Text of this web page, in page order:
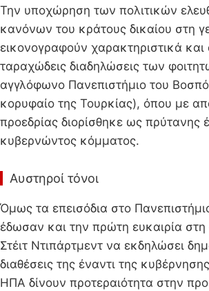
Την υποχώρηση των πολιτικών
κανόνων του κράτους δικαίου στη
εικονογραφούν χαρακτηριστικά και
ταραχώδεις διαδηλώσεις των
αγγλόφωνο Πανεπιστήμιο του
κορυφαίο της Τουρκίας), όπου με
προεδρίας διορίσθηκε ως πρύτανης
κυβερνώντος κόμματος.
Αυστηροί τόνοι
Όμως τα επεισόδια στο
έδωσαν και την πρώτη ευκαιρία στη
Στέιτ Ντιπάρτμεντ να εκδηλώσει
διαθέσεις της έναντι της
ΗΠΑ δίνουν προτεραιότητα στην